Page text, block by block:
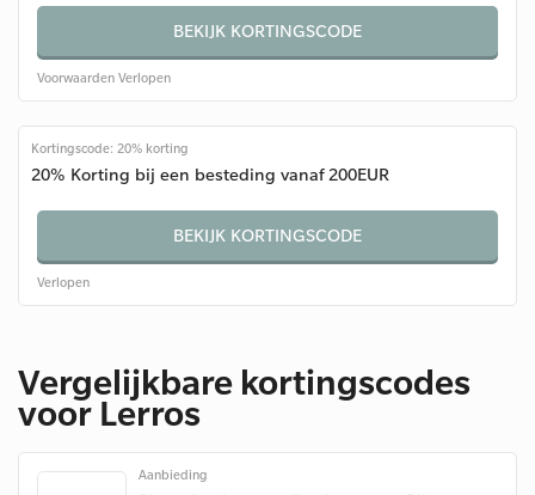
BEKIJK KORTINGSCODE
Voorwaarden Verlopen
Kortingscode: 20% korting
20% Korting bij een besteding vanaf 200EUR
BEKIJK KORTINGSCODE
Verlopen
Vergelijkbare kortingscodes
voor Lerros
Aanbieding